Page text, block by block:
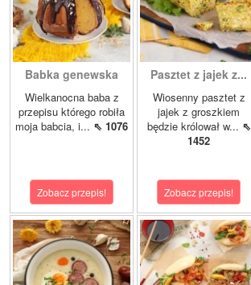
Babka genewska
Wielkanocna baba z
przepisu którego robiła
moja babcia, i... ⇖ 1076
Zobacz przepis!
Pasztet z jajek z...
Wiosenny pasztet z
jajek z groszkiem
będzie królował w... ⇖
1452
Zobacz przepis!